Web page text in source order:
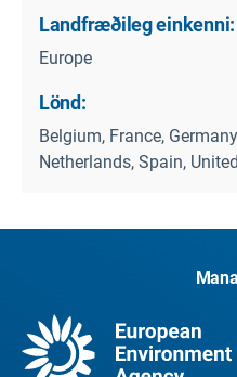
Landfræðileg einkenni:
Europe
Lönd:
Belgium, France,
Netherlands, Spain,